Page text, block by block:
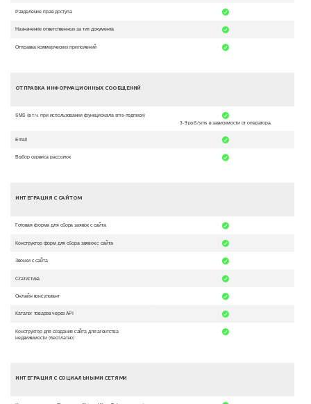
Разделение прав доступа
Назначение ответственных за тип документа
Отправка коммерческих приложений
ОТПРАВКА ИНФОРМАЦИОННЫХ СООБЩЕНИЙ
SMS (в т.ч. при использовании функционала sms-подписи)
3-9 руб./sms в зависимости от оператора
Email
Выбор сервиса рассылок
ИНТЕГРАЦИЯ С САЙТОМ
Готовая форма для сбора заявок с сайта
Конструктор форм для сбора заявок с сайта
Звонки с сайта
Статистика
Онлайн консультант
Каталог товаров через API
Конструктор для создания сайта для агентства
недвижимости (бесплатно)
ИНТЕГРАЦИЯ С СОЦИАЛЬНЫМИ СЕТЯМИ